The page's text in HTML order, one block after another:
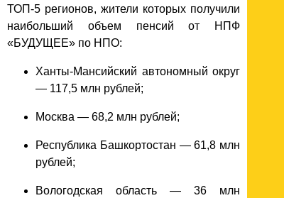
ТОП-5 регионов, жители которых получили
наибольший объем пенсий от НПФ
«БУДУЩЕЕ» по НПО:
Ханты-Мансийский автономный округ
— 117,5 млн рублей;
Москва — 68,2 млн рублей;
Республика Башкортостан — 61,8 млн
рублей;
Вологодская область — 36 млн